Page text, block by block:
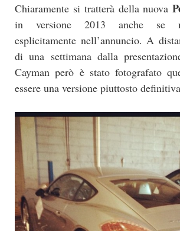
Chiaramente si tratterà della nuova
in versione 2013 anche se
esplicitamente nell’annuncio. A
di una settimana dalla
Cayman però è stato fotografato
essere una versione piuttosto